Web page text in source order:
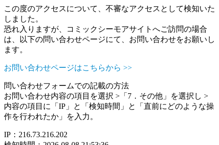
この度のアクセスについて、不審なアクセスとして検知いた
しました。
恐れ入りますが、コミックシーモアサイトへご訪問の場合
は、以下の問い合わせページにて、お問い合わせをお願いし
ます。
お問い合わせページはこちらから >>
問い合わせフォームでの記載の方法
お問い合わせ内容の項目を選択 >「7．その他」を選択し >
内容の項目に「IP」と「検知時間」と「直前にどのような操
作を行われたか」を入力。
IP：216.73.216.202